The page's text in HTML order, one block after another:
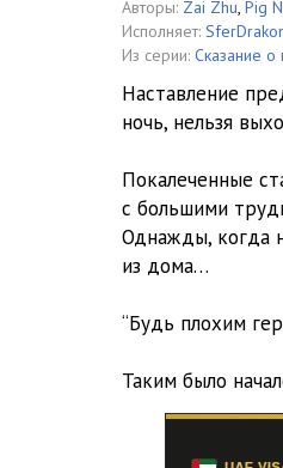
Глава 0005
Глава 0006
Глава 0007
Глава 0009
Глава 0010
Глава 0012
Глава 0013
Авторы: Zai Zhu, Pig
Исполняет:
Из серии: Сказание о
Наставление
ночь, нельзя
Покалеченные
с большими
Однажды, когда
из дома…
“Будь плохим
Таким было